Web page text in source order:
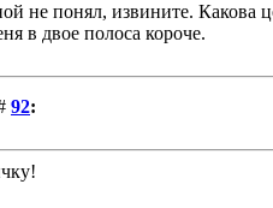
не понял, извините. Какова
в двое полоса короче.
92: